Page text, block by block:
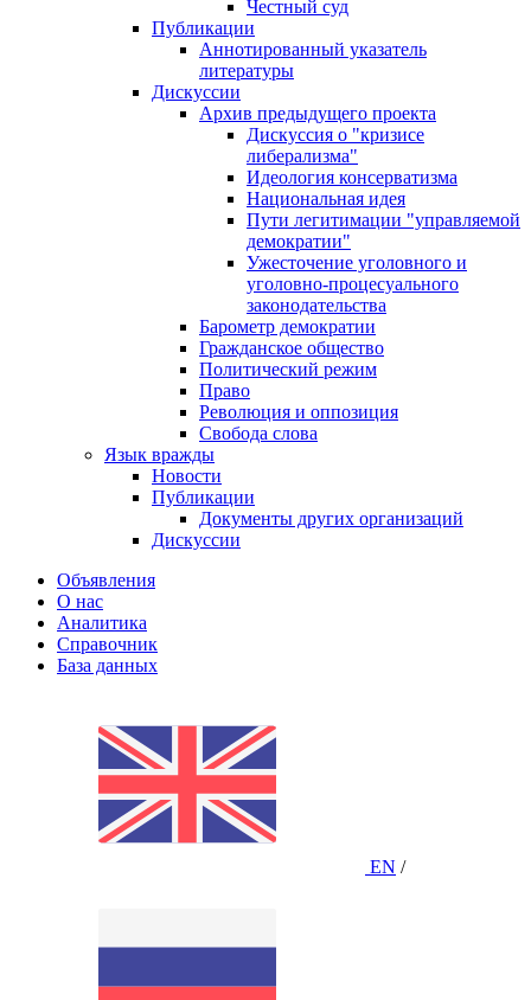
Честный суд
Публикации
Аннотированный указатель
литературы
Дискуссии
Архив предыдущего проекта
Дискуссия о "кризисе
либерализма"
Идеология консерватизма
Национальная идея
Пути легитимации "управляемой
демократии"
Ужесточение уголовного и
уголовно-процесуального
законодательства
Барометр демократии
Гражданское общество
Политический режим
Право
Революция и оппозиция
Свобода слова
Язык вражды
Новости
Публикации
Документы других организаций
Дискуссии
Объявления
О нас
Аналитика
Справочник
База данных
EN /